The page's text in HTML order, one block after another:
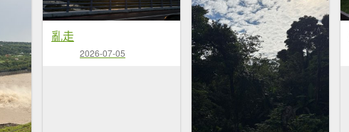
亂走
2026-07-05